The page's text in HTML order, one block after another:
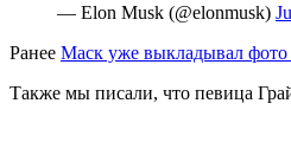
— Elon Musk (@elonmusk)
Ранее Маск уже выкладывал
Также мы писали, что певица